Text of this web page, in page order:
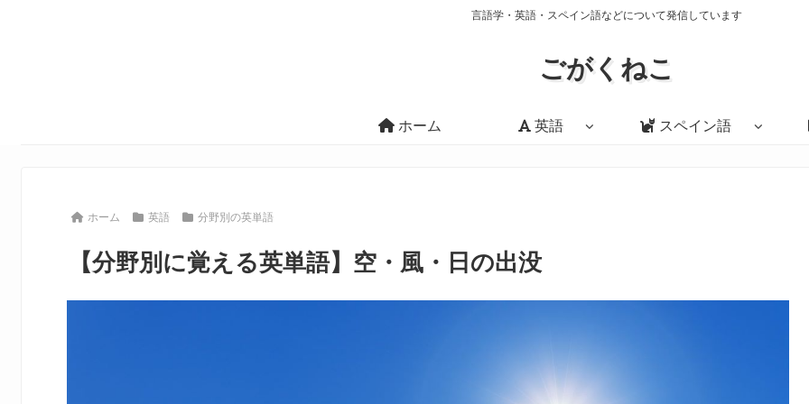
言語学・英語・スペイン語などについて発信しています
ごがくねこ
ホーム 英語 スペイン語
ホーム 英語 分野別の英単語
【分野別に覚える英単語】空・風・日の出没